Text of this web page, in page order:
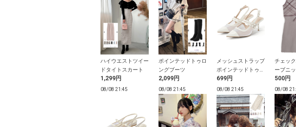
ハイウエストツイー
ドタイトスカート
1,299円
ポインテッドトゥロ
ングブーツ
2,099円
メッシュストラップ
ポインテッドトゥパ
ンプス
699円
チェッ
ーブニ
ピース
500円
08/08 21:45 08/08 21:45 08/08 21:45 08/08